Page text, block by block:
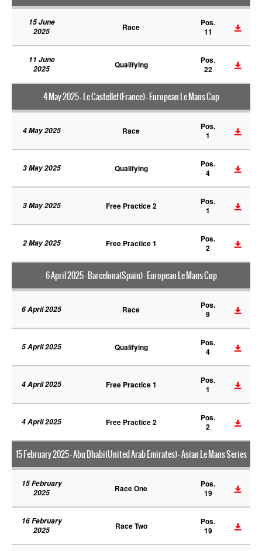
15 June
2025
Race
Pos.
11
11 June
2025
Qualifying
Pos.
22
4 May 2025 - Le Castellet(France) - European Le Mans Cup
4 May 2025 Race
Pos.
1
3 May 2025 Qualifying
Pos.
4
3 May 2025 Free Practice 2
Pos.
1
2 May 2025 Free Practice 1
Pos.
2
6 April 2025 - Barcelona(Spain) - European Le Mans Cup
6 April 2025 Race
Pos.
9
5 April 2025 Qualifying
Pos.
4
4 April 2025 Free Practice 1
Pos.
1
4 April 2025 Free Practice 2
Pos.
2
15 February 2025 - Abu Dhabi(United Arab Emirates) - Asian Le Mans Series
15 February
2025
Race One
Pos.
19
16 February
2025
Race Two
Pos.
19